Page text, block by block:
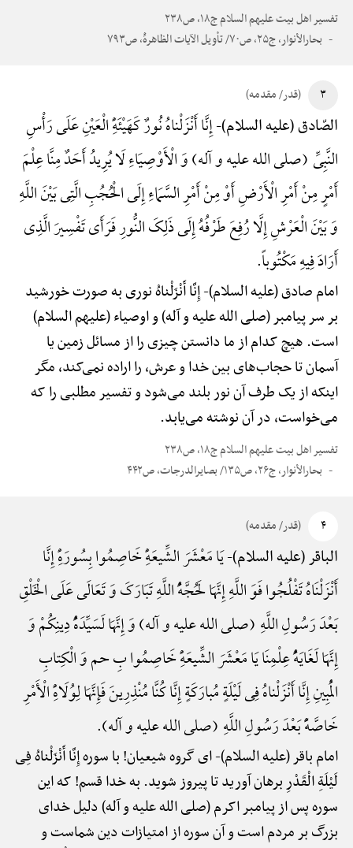
تفسیر اهل بیت علیهم السلام ج۱۸، ص۲۳۸
بحارالأنوار، ج۲۵، ص۷۰/ تأویل الآیات الظاهرهًْ، ص۷۹۳
۳ (قدر/ مقدمه)
الصّادق (علیه السلام)-إِنَّا أَنْزَلْناهُ نُورٌ کَهَیْئَهًِْ الْعَیْنِ عَلَی رَأْسِ
النَّبِیِّ (صلی الله علیه و آله) وَ الْأَوْصِیَاءِ لَا یُرِیدُ أَحَدٌ مِنَّا عِلْمَ
أَمْرٍ مِنْ أَمْرِ الْأَرْضِ أَوْ مِنْ أَمْرِ السَّمَاءِ إِلَی الْحُجُبِ الَّتِی بَیْنَ اللَّهِ
وَ بَیْنَ الْعَرْشِ إِلَّا رُفِعَ طَرْفُهُ إِلَی ذَلِکَ النُّورِ فَرَأَی تَفْسِیرَ الَّذِی
أَرَادَ فِیهِ مَکْتُوباً.
امام صادق (علیه السلام)-إِنَّا أَنْزَلْناهُ نوری به صورت خورشید
بر سر پیامبر (صلی الله علیه و آله) و اوصیاء (علیهم السلام)
است. هیچ کدام از ما دانستن چیزی را از مسائل زمین یا
آسمان تا حجاب‌های بین خدا و عرش، را اراده نمی‌کند، مگر
اینکه از یک طرف آن نور بلند می‌شود و تفسیر مطلبی را که
می‌خواست، در آن نوشته می‌یابد.
تفسیر اهل بیت علیهم السلام ج۱۸، ص۲۳۸
بحارالأنوار، ج۲۶، ص۱۳۵/ بصایرالدرجات، ص۴۴۲
۴ (قدر/ مقدمه)
الباقر (علیه السلام)-یَا مَعْشَرَ الشِّیعَهًِْ خَاصِمُوا بِسُورَهًِْ إِنَّا
أَنْزَلْنَاهُ تَفْلُجُوا فَوَ اللَّهِ إِنَّهَا لَحُجَّهًُْ اللَّهِ تَبَارَکَ وَ تَعَالَی عَلَی الْخَلْقِ
بَعْدَ رَسُولِ اللَّهِ (صلی الله علیه و آله) وَ إِنَّهَا لَسَیِّدَهًُْ دِینِکُمْ وَ
إِنَّهَا لَغَایَهًُْ عِلْمِنَا یَا مَعْشَرَ الشِّیعَهًِْ خَاصِمُوا بِ حم وَ الْکِتابِ
الْمُبِینِ إِنَّا أَنْزَلْناهُ فِی لَیْلَةٍ مُبارَکَةٍ إِنَّا کُنَّا مُنْذِرِینَ فَإِنَّهَا لِوُلَاهًِْ الْأَمْرِ
خَاصَّهًًْ بَعْدَ رَسُولِ اللَّهِ (صلی الله علیه و آله).
امام باقر (علیه السلام)-ای گروه شیعیان! با سوره إِنَّا أَنْزَلْناهُ فِی
لَیْلَةِ الْقَدْرِ برهان آورید تا پیروز شوید. به خدا قسم! که این
سوره پس از پیامبر اکرم (صلی الله علیه و آله) دلیل خدای
بزرگ بر مردم است و آن سوره از امتیازات دین شماست و